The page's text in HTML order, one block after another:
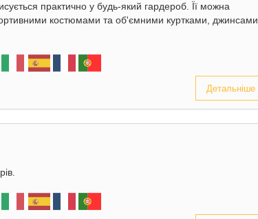
практично у будь-який гардероб. Її можна
костюмами та об'ємними куртками, джинсами
Детальніше